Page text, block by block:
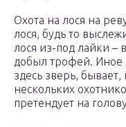
Охота на лося на
лося, будь то
лося из-под лайки –
добыл трофей. Иное
здесь зверь,
нескольких
претендует на